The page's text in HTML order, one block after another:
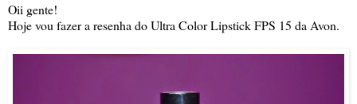
Oii gente!
Hoje vou fazer a resenha do Ultra Color Lipstick FPS 15 da Avon.